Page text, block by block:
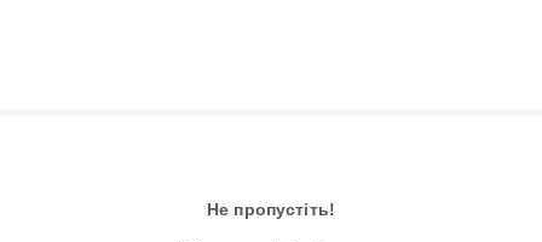
Не пропустіть!